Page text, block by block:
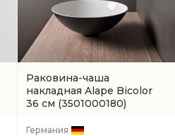
Раковина-чаша
накладная Alape Bicolor
36 см (3501000180)
Германия